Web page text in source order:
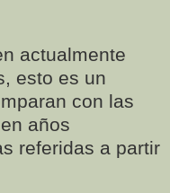
actualmente
esto es un
con las
años
referidas a partir